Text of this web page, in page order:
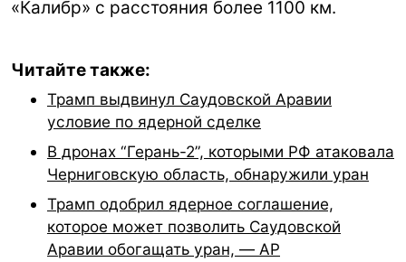
«Калибр» с расстояния более 1100 км.
Читайте также:
Трамп выдвинул Саудовской Аравии
условие по ядерной сделке
В дронах “Герань-2”, которыми РФ атаковала
Черниговскую область, обнаружили уран
Трамп одобрил ядерное соглашение,
которое может позволить Саудовской
Аравии обогащать уран, — AP